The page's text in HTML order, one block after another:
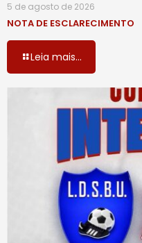
5 de agosto de 2026
NOTA DE ESCLARECIMENTO
Leia mais...